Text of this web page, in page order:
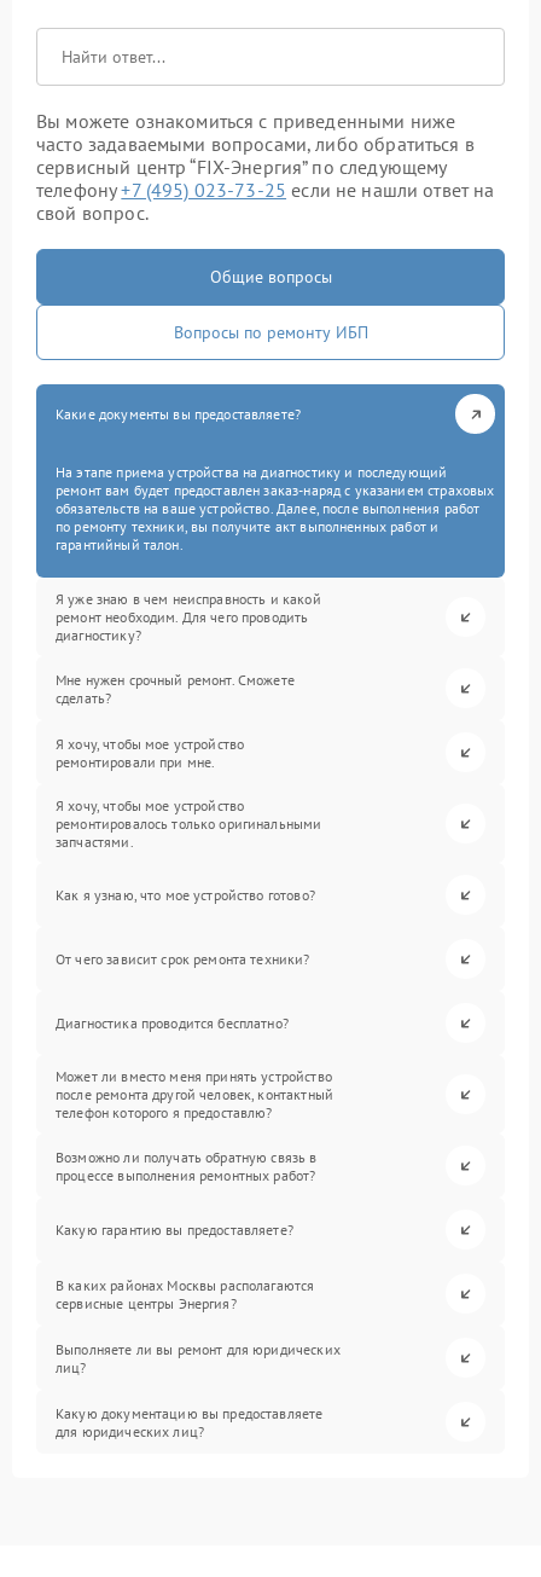
Вы можете ознакомиться с приведенными ниже
часто задаваемыми вопросами, либо обратиться в
сервисный центр “FIX-Энергия” по следующему
телефону+7 (495) 023-73-25 если не нашли ответ на
свой вопрос.
Общие вопросы
Вопросы по ремонту ИБП
Какие документы вы предоставляете?
На этапе приема устройства на диагностику и последующий
ремонт вам будет предоставлен заказ-наряд с указанием страховых
обязательств на ваше устройство. Далее, после выполнения работ
по ремонту техники, вы получите акт выполненных работ и
гарантийный талон.
Я уже знаю в чем неисправность и какой
ремонт необходим. Для чего проводить
диагностику?
Мне нужен срочный ремонт. Сможете
сделать?
Я хочу, чтобы мое устройство
ремонтировали при мне.
Я хочу, чтобы мое устройство
ремонтировалось только оригинальными
запчастями.
Как я узнаю, что мое устройство готово?
От чего зависит срок ремонта техники?
Диагностика проводится бесплатно?
Может ли вместо меня принять устройство
после ремонта другой человек, контактный
телефон которого я предоставлю?
Возможно ли получать обратную связь в
процессе выполнения ремонтных работ?
Какую гарантию вы предоставляете?
В каких районах Москвы располагаются
сервисные центры Энергия?
Выполняете ли вы ремонт для юридических
лиц?
Какую документацию вы предоставляете
для юридических лиц?